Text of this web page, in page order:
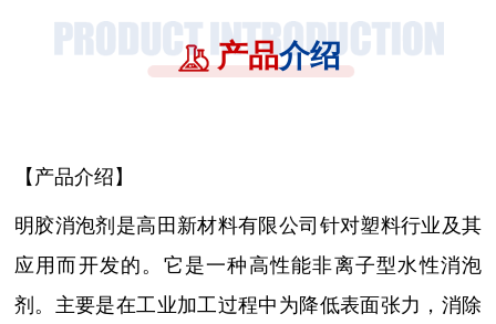
产品介绍
【产品介绍】
明胶消泡剂是高田新材料有限公司针对塑料行业及其
应用而开发的。它是一种高性能非离子型水性消泡
剂。主要是在工业加工过程中为降低表面张力，消除